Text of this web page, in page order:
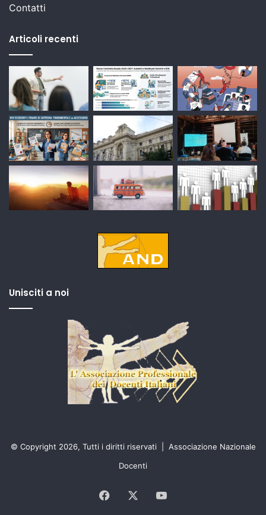
Contatti
Articoli recenti
Unisciti a noi
© Copyright 2026, Tutti i diritti riservati | Associazione Nazionale
Docenti
Facebook